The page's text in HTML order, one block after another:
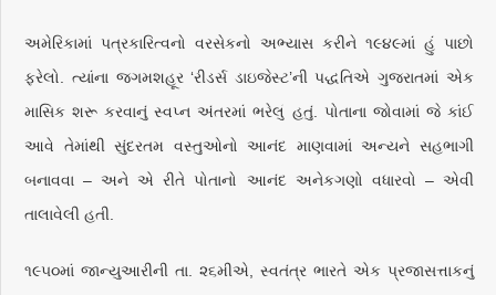
અમેરિકામાં પત્રકારિત્વનો વરસેકનો અભ્યાસ કરીને ૧૯૪૯માં હું પાછો
ફરેલો. ત્યાંના જગમશહૂર ‘રીડર્સ ડાઇજેસ્ટ’ની પદ્ધતિએ ગુજરાતમાં એક
માસિક શરૂ કરવાનું સ્વપ્ન અંતરમાં ભરેલું હતું. પોતાના જોવામાં જે કાંઈ
આવે તેમાંથી સુંદરતમ વસ્તુઓનો આનંદ માણવામાં અન્યને સહભાગી
બનાવવા – અને એ રીતે પોતાનો આનંદ અનેકગણો વધારવો – એવી
તાલાવેલી હતી.
૧૯૫૦માં જાન્યુઆરીની તા. ૨૬મીએ, સ્વતંત્ર ભારતે એક પ્રજાસત્તાકનું